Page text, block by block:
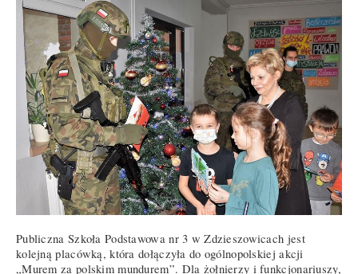
Publiczna Szkoła Podstawowa nr 3 w Zdzieszowicach jest
kolejną placówką, która dołączyła do ogólnopolskiej akcji
„Murem za polskim mundurem”. Dla żołnierzy i funkcjonariuszy,